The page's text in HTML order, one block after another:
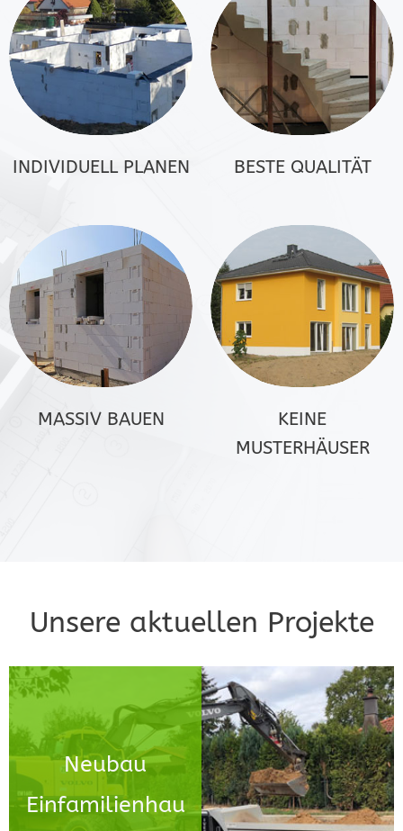
INDIVIDUELL PLANEN
KEINE
MUSTERHÄUSER
MASSIV BAUEN
BESTE QUALITÄT
Unsere aktuellen Projekte
Neubau
Einfamilienhau
Neubau
Einfamilienhaus
mit Keller und Garage,